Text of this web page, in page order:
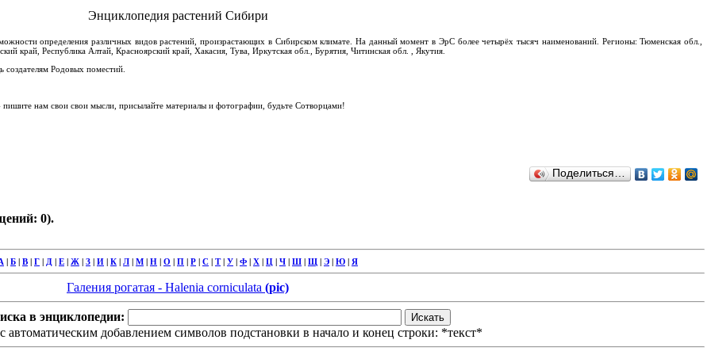
Энциклопедия растений Сибири
определения различных видов растений, произрастающих в Сибирском климате. На данный момент в ЭрС более четырёх тысяч наименований. Регионы: Тюменская обл.,
край, Республика Алтай, Красноярский край, Хакасия, Тува, Иркутская обл., Бурятия, Читинская обл. , Якутия.
Родовых поместий.
нам свои свои мысли, присылайте материалы и фотографии, будьте Сотворцами!
Поделиться…
0).
| Б | В | Г | Д | Е | Ж | З | И | К | Л | М | Н | О | П | Р | С | Т| У | Ф | Х | Ц | Ч | Ш | Щ | Э | Ю | Я
Галения рогатая - Halenia corniculata (pic)
в энциклопедии:
автоматическим добавлением символов подстановки в начало и конец строки: *текст*